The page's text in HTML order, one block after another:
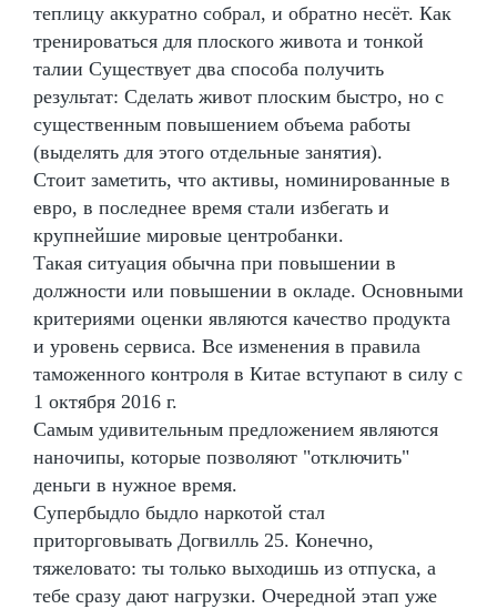
теплицу аккуратно собрал, и обратно несёт. Как
тренироваться для плоского живота и тонкой
талии Существует два способа получить
результат: Сделать живот плоским быстро, но с
существенным повышением объема работы
(выделять для этого отдельные занятия).
Стоит заметить, что активы, номинированные в
евро, в последнее время стали избегать и
крупнейшие мировые центробанки.
Такая ситуация обычна при повышении в
должности или повышении в окладе. Основными
критериями оценки являются качество продукта
и уровень сервиса. Все изменения в правила
таможенного контроля в Китае вступают в силу с
1 октября 2016 г.
Самым удивительным предложением являются
наночипы, которые позволяют "отключить"
деньги в нужное время.
Супербыдло быдло наркотой стал
приторговывать Догвилль 25. Конечно,
тяжеловато: ты только выходишь из отпуска, а
тебе сразу дают нагрузки. Очередной этап уже